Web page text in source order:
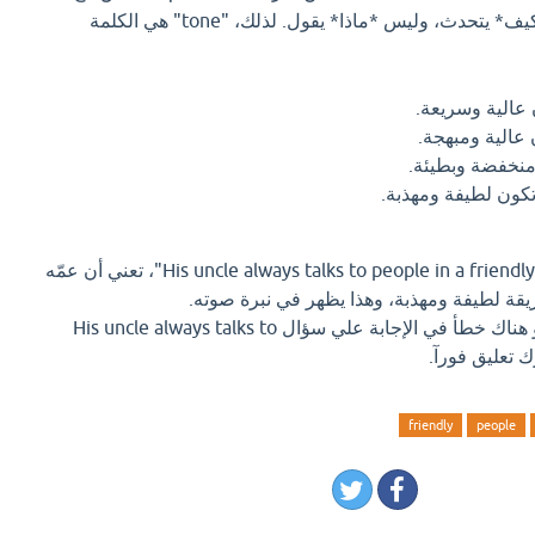
الآخرين. نحن نريد وصف *كيف* يتحدث، وليس *ماذا* يقول. لذلك، "tone" هي الكلمة
وسريعة.
ومبهجة.
وبطيئة.
لطيفة ومهذبة.
في الجملة الأصلية، "His uncle always talks to people in a friendly tone"، تعني أن عمّه
لطيفة ومهذبة، وهذا يظهر في نبرة صوته.
اذا كان لديك إجابة افضل او هناك خطأ في الإجابة علي سؤال His uncle always talks to
people
friendly